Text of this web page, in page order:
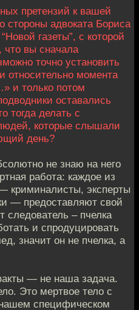
претензий к вашей
стороны адвоката Бориса
газеты”, с которой
что вы сначала
точно установить
относительно момента
и только потом
оставались
тогда делать с
которые слышали
день?
не знаю на него
работа: каждое из
криминалисты, эксперты
— предоставляют свой
следователь – пчелка
и спродуцировать
значит он не пчелка, а
— не наша задача.
Это мертвое тело с
специфическом